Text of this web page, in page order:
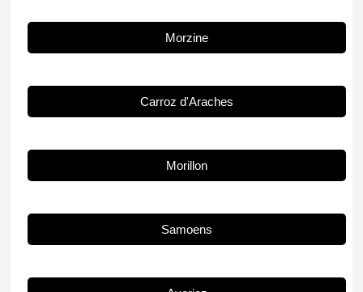
Morzine
Carroz d'Araches
Morillon
Samoens